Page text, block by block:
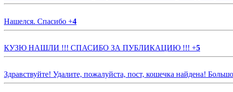
Нашелся. Спасибо +4
КУЗЮ НАШЛИ !!! СПАСИБО ЗА ПУБЛИКАЦИЮ !!! +5
Здравствуйте! Удалите, пожалуйста, пост, кошечка найдена!